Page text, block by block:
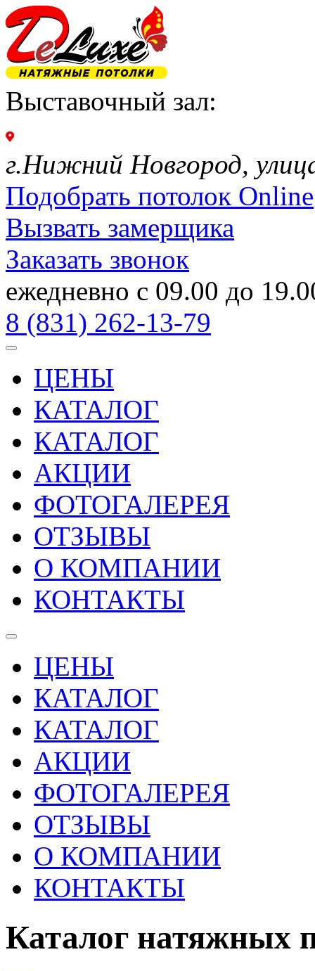
Выставочный зал:
г.Нижний Новгород,
Подобрать потолок Online
Вызвать замерщика
Заказать звонок
ежедневно с 09.00 до
8 (831) 262-13-79
ЦЕНЫ
КАТАЛОГ
КАТАЛОГ
АКЦИИ
ФОТОГАЛЕРЕЯ
ОТЗЫВЫ
О КОМПАНИИ
КОНТАКТЫ
ЦЕНЫ
КАТАЛОГ
КАТАЛОГ
АКЦИИ
ФОТОГАЛЕРЕЯ
ОТЗЫВЫ
О КОМПАНИИ
КОНТАКТЫ
Каталог натяжных